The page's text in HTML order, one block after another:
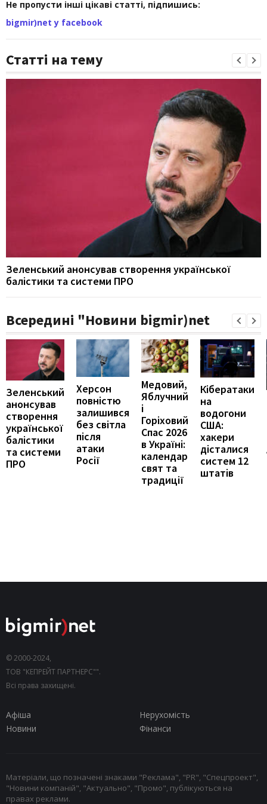
Не пропусти інші цікаві статті, підпишись:
bigmir)net у facebook
Статті на тему
Зеленський анонсував створення української
балістики та системи ПРО
Всередині "Новини bigmir)net
Зеленський
анонсував
створення
української
балістики
та системи
ПРО
Херсон
повністю
залишився
без світла
після
атаки
Росії
Медовий,
Яблучний
і
Горіховий
Спас 2026
в Україні:
календар
свят та
традиції
Кібератаки
на
водогони
США:
хакери
дісталися
систем 12
штатів
© 2000-2024,
ТОВ "КЕПРЕЙТ ПАРТНЕРС"".
Всі права захищені.
Афіша
Нерухомість
Новини
Фінанси
Матеріали, що позначені знаками "Реклама", "PR", "Спецпроект",
"Новини компаній", "Актуально", "Промо", публікуються на
правах реклами.